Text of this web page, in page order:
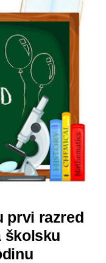
prvi razred
školsku